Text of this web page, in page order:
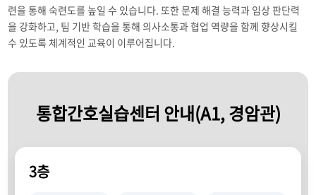
련을 통해 숙련도를 높일 수 있습니다. 또한 문제 해결 능력과 임상 판단력
을 강화하고, 팀 기반 학습을 통해 의사소통과 협업 역량을 함께 향상시킬
수 있도록 체계적인 교육이 이루어집니다.
통합간호실습센터 안내(A1, 경암관)
3층